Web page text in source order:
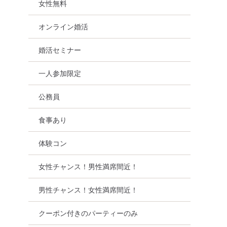
女性無料
オンライン婚活
婚活セミナー
一人参加限定
公務員
食事あり
体験コン
女性チャンス！男性満席間近！
男性チャンス！女性満席間近！
クーポン付きのパーティーのみ